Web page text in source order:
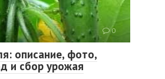
0
описание, фото,
и сбор урожая